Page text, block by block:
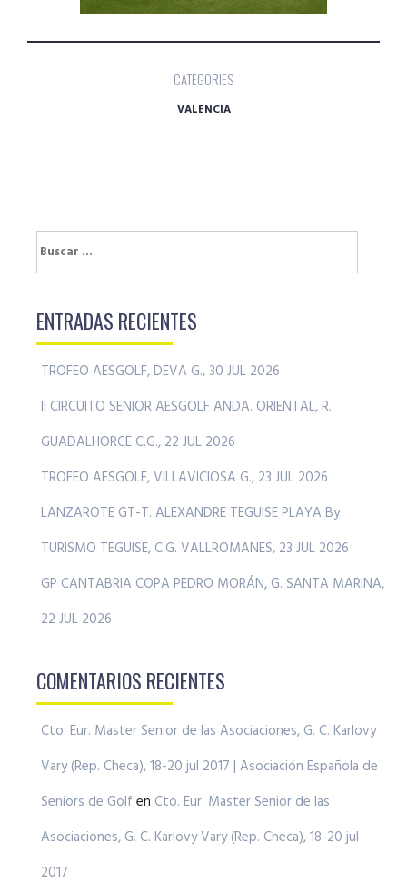
CATEGORIES
VALENCIA
Buscar:
ENTRADAS RECIENTES
TROFEO AESGOLF, DEVA G., 30 JUL 2026
II CIRCUITO SENIOR AESGOLF ANDA. ORIENTAL, R.
GUADALHORCE C.G., 22 JUL 2026
TROFEO AESGOLF, VILLAVICIOSA G., 23 JUL 2026
LANZAROTE GT-T. ALEXANDRE TEGUISE PLAYA By
TURISMO TEGUISE, C.G. VALLROMANES, 23 JUL 2026
GP CANTABRIA COPA PEDRO MORÁN, G. SANTA MARINA,
22 JUL 2026
COMENTARIOS RECIENTES
Cto. Eur. Master Senior de las Asociaciones, G. C. Karlovy
Vary (Rep. Checa), 18-20 jul 2017 | Asociación Española de
Seniors de Golf en Cto. Eur. Master Senior de las
Asociaciones, G. C. Karlovy Vary (Rep. Checa), 18-20 jul
2017